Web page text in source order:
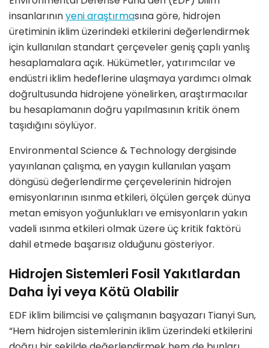
insanlarınınyeni araştırmasına göre, hidrojen
üretiminin iklim üzerindeki etkilerini değerlendirmek
için kullanılan standart çerçeveler geniş çaplı yanlış
hesaplamalara açık. Hükümetler, yatırımcılar ve
endüstri iklim hedeflerine ulaşmaya yardımcı olmak
doğrultusunda hidrojene yönelirken, araştırmacılar
bu hesaplamanın doğru yapılmasının kritik önem
taşıdığını söylüyor.
Environmental Science & Technology dergisinde
yayınlanan çalışma, en yaygın kullanılan yaşam
döngüsü değerlendirme çerçevelerinin hidrojen
emisyonlarının ısınma etkileri, ölçülen gerçek dünya
metan emisyon yoğunlukları ve emisyonların yakın
vadeli ısınma etkileri olmak üzere üç kritik faktörü
dahil etmede başarısız olduğunu gösteriyor.
Hidrojen Sistemleri Fosil Yakıtlardan
Daha İyi veya Kötü Olabilir
EDF iklim bilimcisi ve çalışmanın başyazarı Tianyi Sun,
“Hem hidrojen sistemlerinin iklim üzerindeki etkilerini